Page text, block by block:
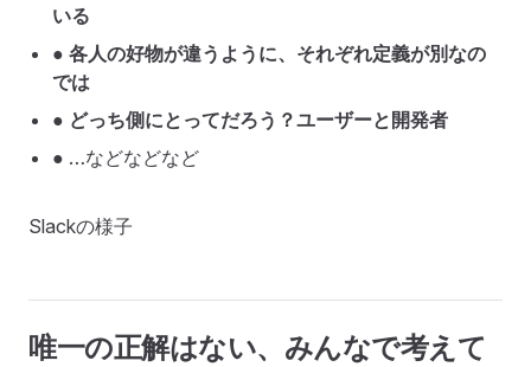
いる
● 各人の好物が違うように、それぞれ定義が別なの
では
● どっち側にとってだろう？ユーザーと開発者
● …などなどなど
Slackの様子
唯一の正解はない、みんなで考えて